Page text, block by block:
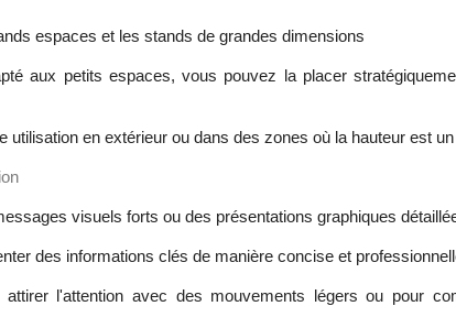
espaces et les stands de grandes dimensions
aux petits espaces, vous pouvez la placer
utilisation en extérieur ou dans des zones où la hauteur est
visuels forts ou des présentations graphiques
des informations clés de manière concise et
l'attention avec des mouvements légers ou pour